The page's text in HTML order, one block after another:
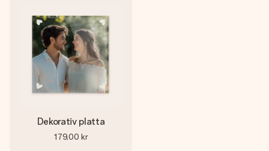
Dekorativ platta
179,00 kr